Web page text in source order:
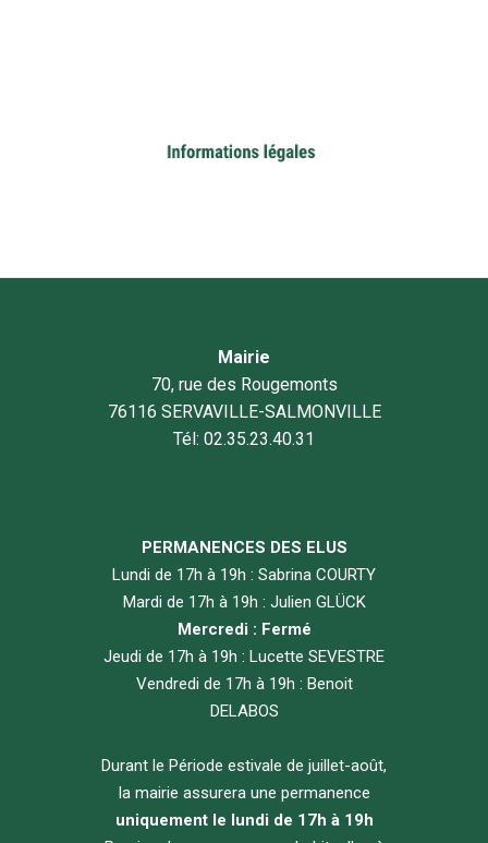
Mairie
70, rue des Rougemonts
76116 SERVAVILLE-SALMONVILLE
Tél: 02.35.23.40.31
PERMANENCES DES ELUS
Lundi de 17h à 19h : Sabrina COURTY
Mardi de 17h à 19h : Julien GLÜCK
Mercredi : Fermé
Jeudi de 17h à 19h : Lucette SEVESTRE
Vendredi de 17h à 19h : Benoit
DELABOS
Durant le Période estivale de juillet-août,
la mairie assurera une permanence
uniquement le lundi de 17h à 19h